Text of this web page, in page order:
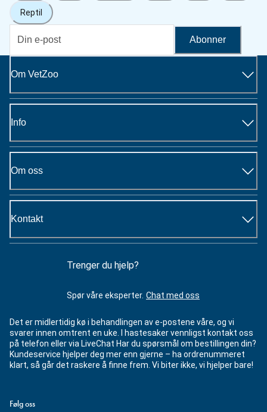
Reptil
Abonner
Om VetZoo
Info
Om oss
Kontakt
Trenger du hjelp?
Spør våre eksperter. Chat med oss
Det er midlertidig kø i behandlingen av e-postene våre, og vi
svarer innen omtrent en uke. I hastesaker vennligst kontakt oss
på telefon eller via LiveChat Har du spørsmål om bestillingen din?
Kundeservice hjelper deg mer enn gjerne – ha ordrenummeret
klart, så går det raskere å finne frem. Vi biter ikke, vi hjelper bare!
Følg oss